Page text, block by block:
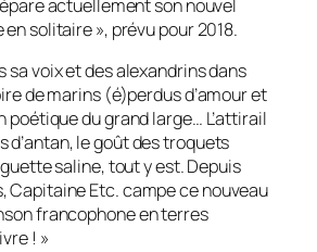
actuellement son nouvel
solitaire », prévu pour 2018.
sa voix et des alexandrins dans
de marins (é)perdus d’amour et
poétique du grand large… L’attirail
d’antan, le goût des troquets
saline, tout y est. Depuis
Capitaine Etc. campe ce nouveau
francophone en terres
! »